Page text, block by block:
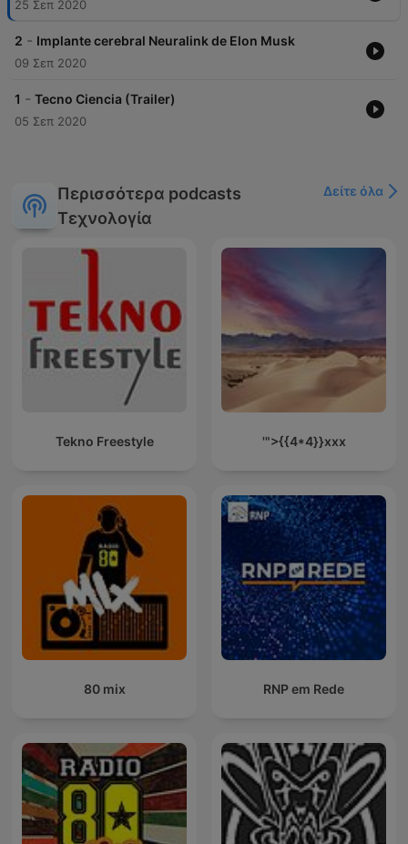
25 Σεπ 2020
2 - Implante cerebral Neuralink de Elon Musk
09 Σεπ 2020
1 - Tecno Ciencia (Trailer)
05 Σεπ 2020
Περισσότερα podcasts
Τεχνολογία
Δείτε όλα
Tekno Freestyle '">{{4*4}}xxx
80 mix RNP em Rede